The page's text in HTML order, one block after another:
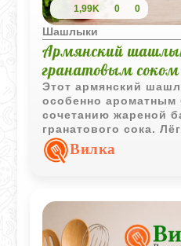
1,99K 0 0
Шашлыки
Армянский
гранатовым соком
Этот армянский
особенно ароматным
сочетанию жареной
гранатового сока.
граната
граната делают
Вилка